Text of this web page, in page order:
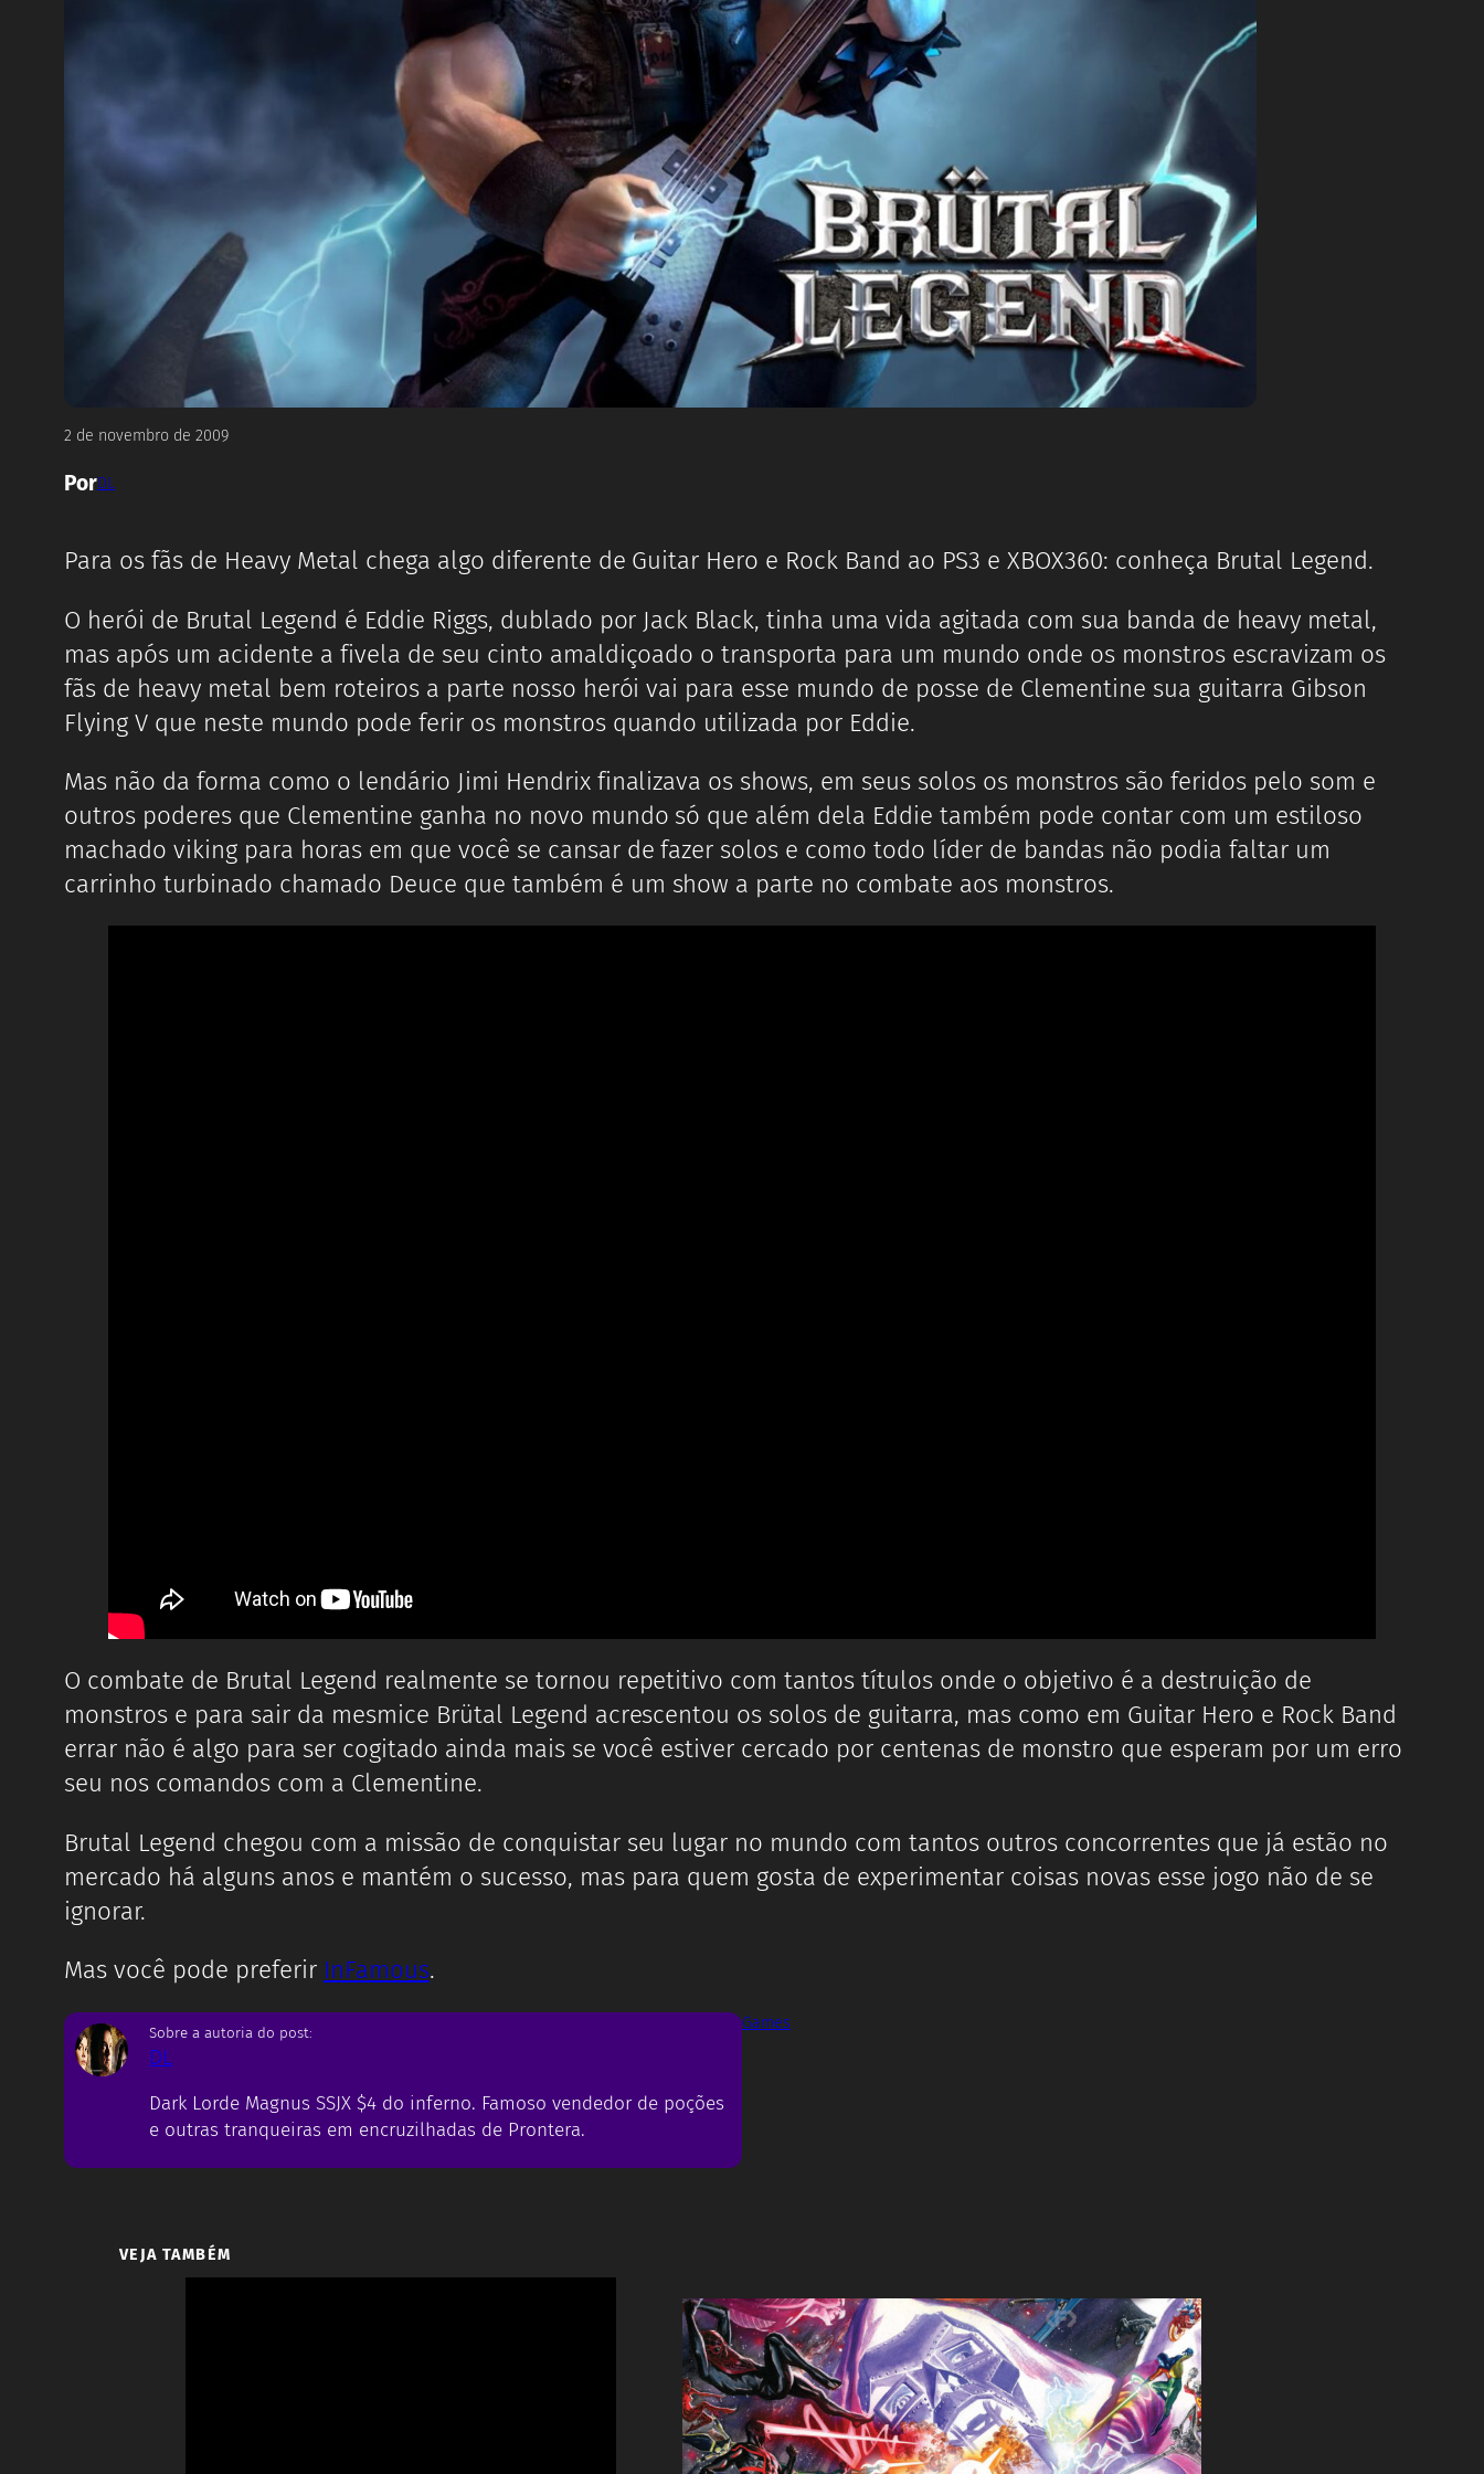
2 de novembro de 2009
PorDL
Para os fãs de Heavy Metal chega algo diferente de Guitar Hero e Rock Band ao PS3 e XBOX360: conheça Brutal Legend.
O herói de Brutal Legend é Eddie Riggs, dublado por Jack Black, tinha uma vida agitada com sua banda de heavy metal,
mas após um acidente a fivela de seu cinto amaldiçoado o transporta para um mundo onde os monstros escravizam os
fãs de heavy metal bem roteiros a parte nosso herói vai para esse mundo de posse de Clementine sua guitarra Gibson
Flying V que neste mundo pode ferir os monstros quando utilizada por Eddie.
Mas não da forma como o lendário Jimi Hendrix finalizava os shows, em seus solos os monstros são feridos pelo som e
outros poderes que Clementine ganha no novo mundo só que além dela Eddie também pode contar com um estiloso
machado viking para horas em que você se cansar de fazer solos e como todo líder de bandas não podia faltar um
carrinho turbinado chamado Deuce que também é um show a parte no combate aos monstros.
O combate de Brutal Legend realmente se tornou repetitivo com tantos títulos onde o objetivo é a destruição de
monstros e para sair da mesmice Brütal Legend acrescentou os solos de guitarra, mas como em Guitar Hero e Rock Band
errar não é algo para ser cogitado ainda mais se você estiver cercado por centenas de monstro que esperam por um erro
seu nos comandos com a Clementine.
Brutal Legend chegou com a missão de conquistar seu lugar no mundo com tantos outros concorrentes que já estão no
mercado há alguns anos e mantém o sucesso, mas para quem gosta de experimentar coisas novas esse jogo não de se
ignorar.
Mas você pode preferir InFamous.
Sobre a autoria do post:
DL
Dark Lorde Magnus SSJX $4 do inferno. Famoso vendedor de poções
e outras tranqueiras em encruzilhadas de Prontera.
Games
VEJA TAMBÉM